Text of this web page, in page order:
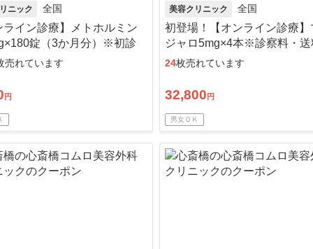
ニック 全国
ライン診療】メトホルミン
錠（3か月分）※初診
料込
売れています
円
美容クリニック 全国
初登場！【オンライン診療】
ジャロ5mg×4本※診察料・送
アルコール綿込／リピート可
24枚売れています
32,800 円
男女ＯＫ